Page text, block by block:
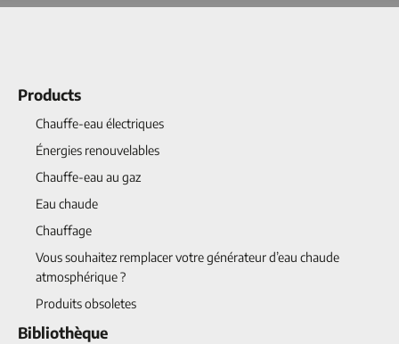
Products
Chauffe-eau électriques
Énergies renouvelables
Chauffe-eau au gaz
Eau chaude
Chauffage
Vous souhaitez remplacer votre générateur d’eau chaude
atmosphérique ?
Produits obsoletes
Bibliothèque